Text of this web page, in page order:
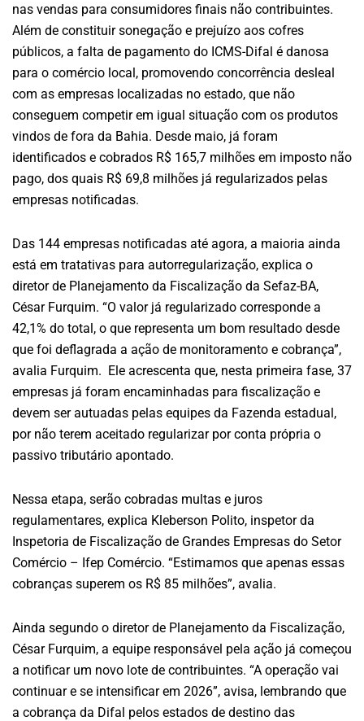
nas vendas para consumidores finais não contribuintes.
Além de constituir sonegação e prejuízo aos cofres
públicos, a falta de pagamento do ICMS-Difal é danosa
para o comércio local, promovendo concorrência desleal
com as empresas localizadas no estado, que não
conseguem competir em igual situação com os produtos
vindos de fora da Bahia. Desde maio, já foram
identificados e cobrados R$ 165,7 milhões em imposto não
pago, dos quais R$ 69,8 milhões já regularizados pelas
empresas notificadas.
Das 144 empresas notificadas até agora, a maioria ainda
está em tratativas para autorregularização, explica o
diretor de Planejamento da Fiscalização da Sefaz-BA,
César Furquim. “O valor já regularizado corresponde a
42,1% do total, o que representa um bom resultado desde
que foi deflagrada a ação de monitoramento e cobrança”,
avalia Furquim. Ele acrescenta que, nesta primeira fase, 37
empresas já foram encaminhadas para fiscalização e
devem ser autuadas pelas equipes da Fazenda estadual,
por não terem aceitado regularizar por conta própria o
passivo tributário apontado.
Nessa etapa, serão cobradas multas e juros
regulamentares, explica Kleberson Polito, inspetor da
Inspetoria de Fiscalização de Grandes Empresas do Setor
Comércio – Ifep Comércio. “Estimamos que apenas essas
cobranças superem os R$ 85 milhões”, avalia.
Ainda segundo o diretor de Planejamento da Fiscalização,
César Furquim, a equipe responsável pela ação já começou
a notificar um novo lote de contribuintes. “A operação vai
continuar e se intensificar em 2026”, avisa, lembrando que
a cobrança da Difal pelos estados de destino das